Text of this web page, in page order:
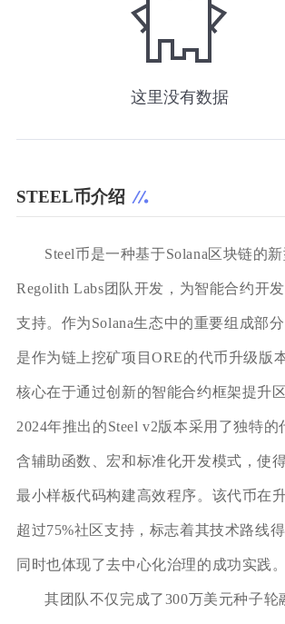
STEEL币介绍
Steel币是一种基于Solana区块链的
Regolith Labs团队开发，为智能合约开
支持。作为Solana生态中的重要组成部
是作为链上挖矿项目ORE的代币升级版
核心在于通过创新的智能合约框架提升
2024年推出的Steel v2版本采用了独特
含辅助函数、宏和标准化开发模式，使
最小样板代码构建高效程序。该代币在
超过75%社区支持，标志着其技术路线
同时也体现了去中心化治理的成功实践。
其团队不仅完成了300万美元种子轮